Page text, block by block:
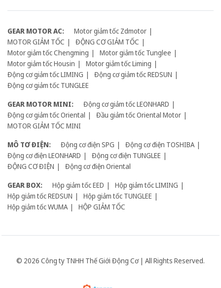
GEAR MOTOR AC:
Motor giảm tốc Zdmotor
MOTOR GIẢM TỐC
ĐỘNG CƠ GIẢM TỐC
Motor giảm tốc Chengming
Motor giảm tốc Tunglee
Motor giảm tốc Housin
Motor giảm tốc Liming
Động cơ giảm tốc LIMING
Động cơ giảm tốc REDSUN
Động cơ giảm tốc TUNGLEE
GEAR MOTOR MINI:
Động cơ giảm tốc LEONHARD
Động cơ giảm tốc Oriental
Đầu giảm tốc Oriental Motor
MOTOR GIẢM TỐC MINI
MÔ TƠ ĐIỆN:
Động cơ điện SPG
Động cơ điện TOSHIBA
Động cơ điện LEONHARD
Động cơ điện TUNGLEE
ĐỘNG CƠ ĐIỆN
Động cơ điện Oriental
GEAR BOX:
Hộp giảm tốc EED
Hộp giảm tốc LIMING
Hộp giảm tốc REDSUN
Hộp giảm tốc TUNGLEE
Hộp giảm tốc WUMA
HỘP GIẢM TỐC
© 2026 Công ty TNHH Thế Giới Động Cơ | All Rights Reserved.